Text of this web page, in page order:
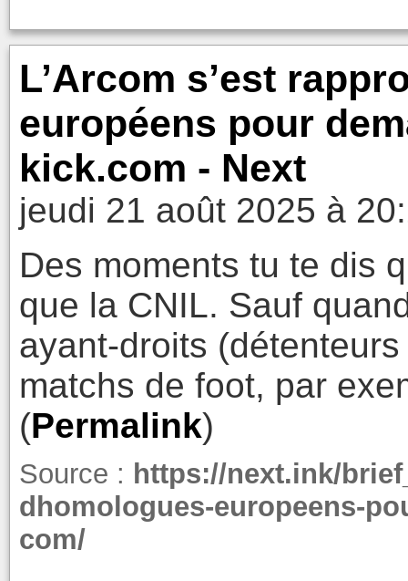
L’Arcom s’est
européens pour
kick.com - Next
jeudi 21 août 2025 à
Des moments tu te dis
que la CNIL. Sauf
ayant-droits
matchs de foot, par
(Permalink)
Source : https://next.ink/
dhomologues-europeens-
com/